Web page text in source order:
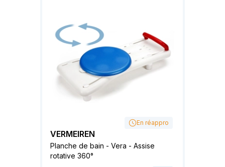
En réappro
VERMEIREN
Planche de bain - Vera - Assise
rotative 360°